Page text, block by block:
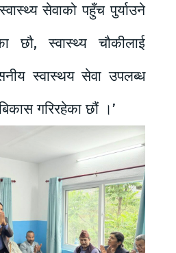
सेवाको पहुँच पुर्याउने
छौ, स्वास्थ्य चौकीलाई
स्वास्थय सेवा उपलब्ध
गरिरहेका छौं ।’